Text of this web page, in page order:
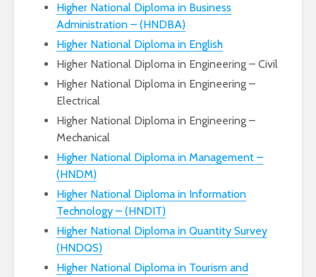
Higher National Diploma in Business
Administration – (HNDBA)
Higher National Diploma in English
Higher National Diploma in Engineering – Civil
Higher National Diploma in Engineering –
Electrical
Higher National Diploma in Engineering –
Mechanical
Higher National Diploma in Management –
(HNDM)
Higher National Diploma in Information
Technology – (HNDIT)
Higher National Diploma in Quantity Survey
(HNDQS)
Higher National Diploma in Tourism and
සහිත ශ්‍රී ලංකා දින
දර්ශනය (2026)
2026 වර්ෂයේ
පාසල්වල පළමු
ශ්‍රේණිය සඳහා ළමයින්
ඇතුළත් කිරීමේ
මිලියන 1.5 කට අධික
ග්‍රාහකයින් සම්බන්ධ
කරමින්, ශ්‍රී ලංකාවේ
විශාලතම 5G ජාලය
ඩයලොග් දියත් කරයි